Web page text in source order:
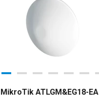
MikroTik ATLGM&EG18-EA